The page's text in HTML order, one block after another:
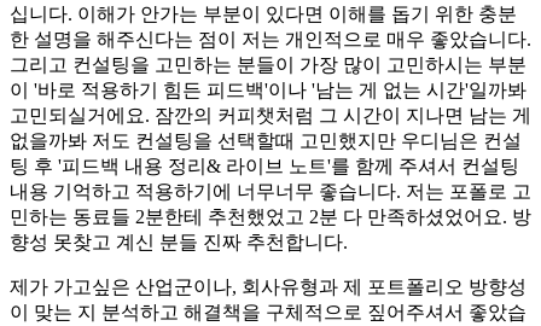
십니다. 이해가 안가는 부분이 있다면 이해를 돕기 위한 충분
한 설명을 해주신다는 점이 저는 개인적으로 매우 좋았습니다.
그리고 컨설팅을 고민하는 분들이 가장 많이 고민하시는 부분
이 '바로 적용하기 힘든 피드백'이나 '남는 게 없는 시간'일까봐
고민되실거에요. 잠깐의 커피챗처럼 그 시간이 지나면 남는 게
없을까봐 저도 컨설팅을 선택할때 고민했지만 우디님은 컨설
팅 후 '피드백 내용 정리& 라이브 노트'를 함께 주셔서 컨설팅
내용 기억하고 적용하기에 너무너무 좋습니다. 저는 포폴로 고
민하는 동료들 2분한테 추천했었고 2분 다 만족하셨었어요. 방
향성 못찾고 계신 분들 진짜 추천합니다.
제가 가고싶은 산업군이나, 회사유형과 제 포트폴리오 방향성
이 맞는 지 분석하고 해결책을 구체적으로 짚어주셔서 좋았습